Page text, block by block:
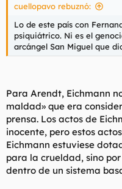
cuellopavo rebuznó:
Lo de este país con
psiquiátrico. Ni es el
arcángel San Miguel que
Para Arendt, Eichmann
maldad» que era
prensa. Los actos de
inocente, pero estos
Eichmann estuviese
para la crueldad, sino
dentro de un sistema